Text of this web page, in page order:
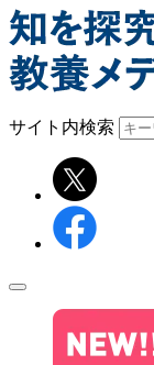
サイト内検索